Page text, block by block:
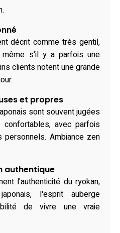
décrit comme très gentil,
même s'il y a parfois une
clients notent une grande
et propres
sont souvent jugées
avec parfois
Ambiance zen
authentique
l'authenticité du ryokan,
l'esprit auberge
de vivre une vraie